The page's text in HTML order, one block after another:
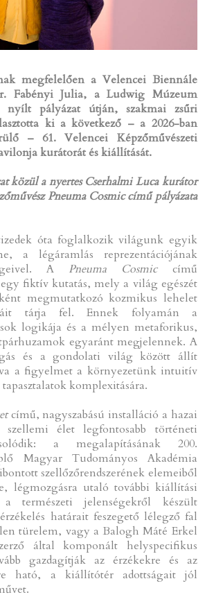
megfelelően a Velencei Biennále
Fabényi Julia, a Ludwig Múzeum
nyílt pályázat útján, szakmai zsűri
ki a következő – a 2026-ban
– 61. Velencei Képzőművészeti
kurátorát és kiállítását.
közül a nyertes Cserhalmi Luca kurátor
Pneuma Cosmic című pályázata
óta foglalkozik világunk egyik
a légáramlás reprezentációjának
A Pneuma Cosmiccímű
fiktív kutatás, mely a világ egészét
megmutatkozó kozmikus lehelet
tárja fel. Ennek folyamán a
logikája és a mélyen metaforikus,
egyaránt megjelennek. A
és a gondolati világ között állít
a figyelmet a környezetünk intuitív
komplexitására.
című, nagyszabású installáció a hazai
szellemi élet legfontosabb történeti
a megalapításának 200.
Magyar Tudományos Akadémia
szellőzőrendszerének elemeiből
légmozgásra utaló további kiállítási
jelenségekről készült
határait feszegető lélegző fal
türelem, vagy a Balogh Máté Erkel
által komponált helyspecifikus
gazdagítják az érzékekre és az
ható, a kiállítótér adottságait jól